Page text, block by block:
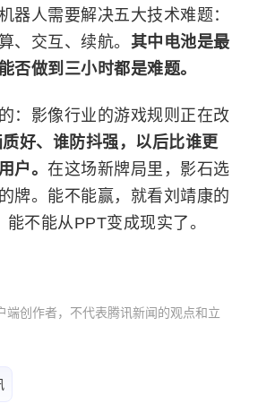
器人需要解决五大技术难题：
、交互、续航。 其中电池是最
否做到三小时都是难题。
：影像行业的游戏规则正在改
好、谁防抖强，以后比谁更
户。 在这场新牌局里，影石选
牌。能不能赢，就看刘靖康的
能不能从PPT变成现实了。
端创作者，不代表腾讯新闻的观点和立